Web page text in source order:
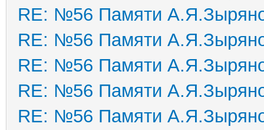
RE: №56 Памяти
RE: №56 Памяти
RE: №56 Памяти
RE: №56 Памяти
RE: №56 Памяти